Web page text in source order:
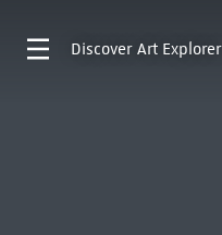
Discover Art Explorer